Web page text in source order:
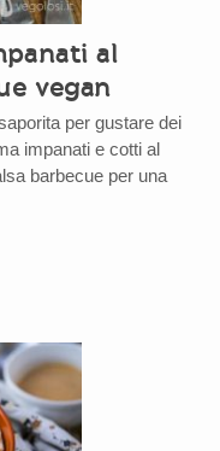
al
vegan
per gustare dei
impanati e cotti al
barbecue per una